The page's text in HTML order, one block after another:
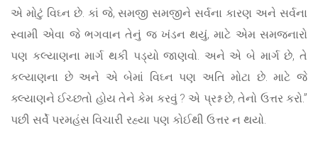
એ મોટું વિઘ્ન છે. કાં જે, સમજી સમજીને સર્વના કારણ અને સર્વના
સ્વામી એવા જે ભગવાન તેનું જ ખંડન થયું, માટે એમ સમજનારો
પણ કલ્યાણના માર્ગ થકી પડ્યો જાણવો. અને એ બે માર્ગ છે, તે
કલ્યાણના છે અને એ બેમાં વિઘ્ન પણ અતિ મોટા છે. માટે જે
ક્લ્યાણને ઈચ્છતો હોય તેને કેમ કરવું ? એ પ્રશ્ન છે, તેનો ઉત્તર કરો.”
પછી સર્વે પરમહંસ વિચારી રહ્યા પણ કોઈથી ઉત્તર ન થયો.